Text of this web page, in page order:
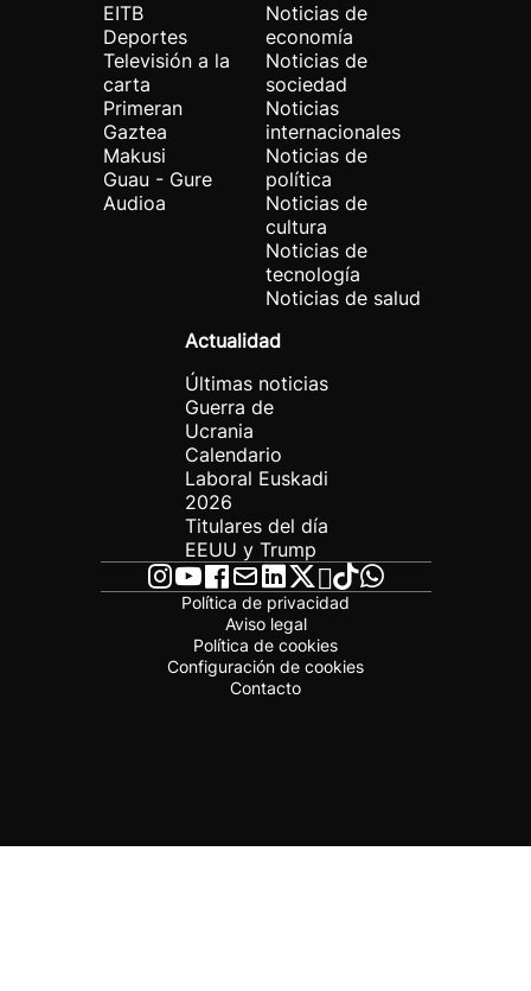
EITB
Deportes
Televisión a la
carta
Primeran
Gaztea
Makusi
Guau - Gure
Audioa
Noticias de
economía
Noticias de
sociedad
Noticias
internacionales
Noticias de
política
Noticias de
cultura
Noticias de
tecnología
Noticias de salud
Actualidad
Últimas noticias
Guerra de
Ucrania
Calendario
Laboral Euskadi
2026
Titulares del día
EEUU y Trump
Política de privacidad
Aviso legal
Política de cookies
Configuración de cookies
Contacto